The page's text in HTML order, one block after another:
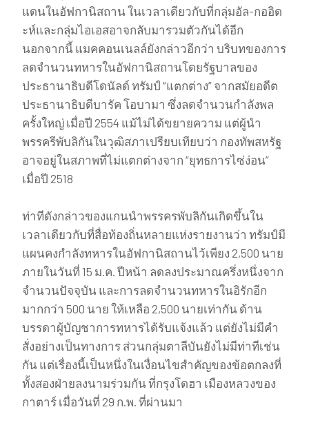
แดนในอัฟกานิสถาน ในเวลาเดียวกับที่กลุ่มอัล-กออิด
ะห์และกลุ่มไอเอสอาจกลับมารวมตัวกันได้อีก
นอกจากนี้ แมคคอนเนลล์ยังกล่าวอีกว่า บริบทของการ
ลดจำนวนทหารในอัฟกานิสถานโดยรัฐบาลของ
ประธานาธิบดีโดนัลด์ ทรัมป์ “แตกต่าง” จากสมัยอดีต
ประธานาธิบดีบารัค โอบามา ซึ่งลดจำนวนกำลังพล
ครั้งใหญ่ เมื่อปี 2554 แม้ไม่ได้ขยายความ แต่ผู้นำ
พรรครีพับลิกันในวุฒิสภาเปรียบเทียบว่า กองทัพสหรัฐ
อาจอยู่ในสภาพที่ไม่แตกต่างจาก “ยุทธการไซ่ง่อน”
เมื่อปี 2518
ท่าทีดังกล่าวของแกนนำพรรครพับลิกันเกิดขึ้นใน
เวลาเดียวกับที่สื่อท้องถิ่นหลายแห่งรายงานว่า ทรัมป์มี
แผนคงกำลังทหารในอัฟกานิสถานไว้เพียง 2,500 นาย
ภายในวันที่ 15 ม.ค. ปีหน้า ลดลงประมาณครึ่งหนึ่งจาก
จำนวนปัจจุบัน และการลดจำนวนทหารในอิรักอีก
มากกว่า 500 นาย ให้เหลือ 2,500 นายเท่ากัน ด้าน
บรรดาผู้บัญชาการทหารได้รับแจ้งแล้ว แต่ยังไม่มีคำ
สั่งอย่างเป็นทางการ ส่วนกลุ่มตาลีบันยังไม่มีท่าทีเช่น
กัน แต่เรื่องนี้เป็นหนึ่งในเงื่อนไขสำคัญของข้อตกลงที่
ทั้งสองฝ่ายลงนามร่วมกัน ที่กรุงโดฮา เมืองหลวงของ
กาตาร์ เมื่อวันที่ 29 ก.พ. ที่ผ่านมา